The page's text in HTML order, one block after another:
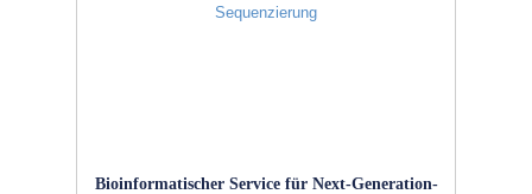
Bioinformatischer Service für Next-Generation-